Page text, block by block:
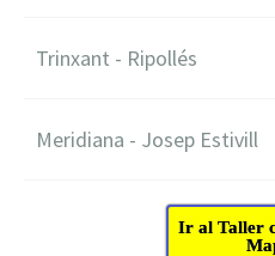
Trinxant - Ripollés
Meridiana - Josep Estivill
Ir al Taller